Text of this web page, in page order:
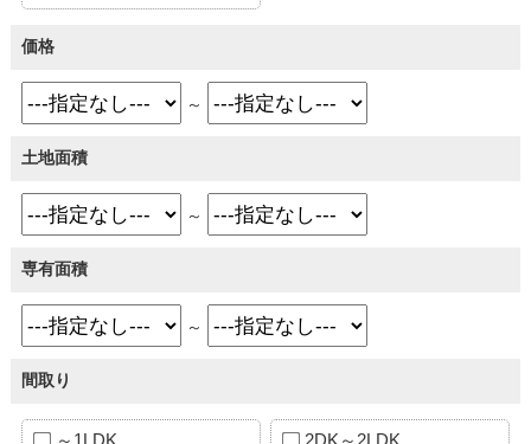
価格
～
土地面積
～
専有面積
～
間取り